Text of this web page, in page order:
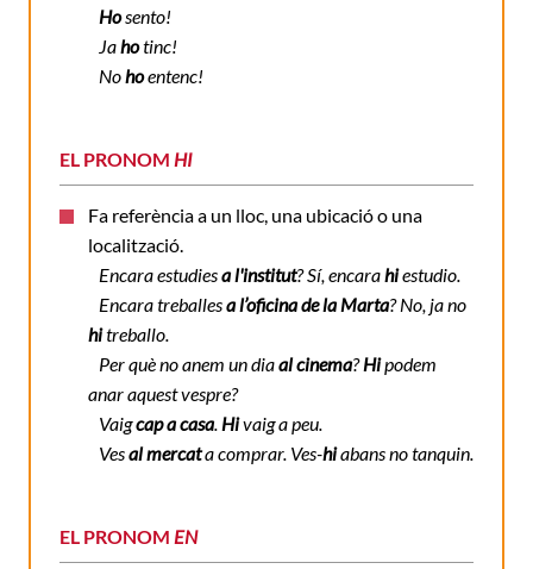
Hosento!
Jahotinc!
Nohoentenc!
EL PRONOM HI
Fa referència a un lloc, una ubicació o una
localització.
Encara estudiesa l'institut? Sí, encarahiestudio.
Encara treballesa l’oficina de la Marta? No, ja no
hitreballo.
Per què no anem un diaal cinema?Hipodem
anar aquest vespre?
Vaigcap a casa. Hivaig a peu.
Vesal mercata comprar. Ves-hiabans no tanquin.
EL PRONOM EN